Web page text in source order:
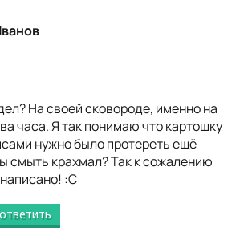
На своей сковороде, именно на
часа. Я так понимаю что картошку
нужно было протереть ещё
смыть крахмал? Так к сожалению
:С